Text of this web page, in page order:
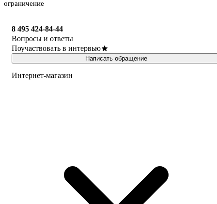
ограничение
8 495 424-84-44
Вопросы и ответы
Поучаствовать в интервью
Написать обращение
Интернет-магазин